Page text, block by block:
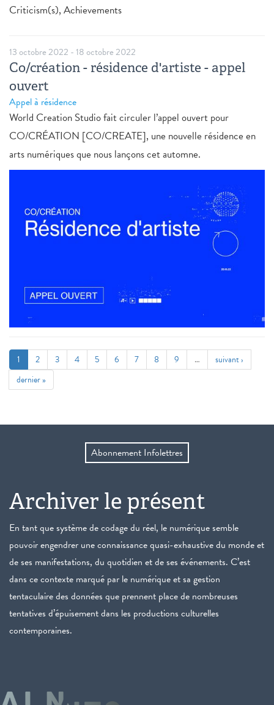
Criticism(s), Achievements
13 octobre 2022 -18 octobre 2022
Co/création - résidence d'artiste - appel
ouvert
Appel à résidence
World Creation Studio fait circuler l’appel ouvert pour
CO/CRÉATION [CO/CREATE], une nouvelle résidence en
arts numériques que nous lançons cet automne.
1 2 3 4 5 6 7 8 9 …
suivant ›
dernier »
Abonnement Infolettres
Archiver le présent
En tant que système de codage du réel, le numérique semble
pouvoir engendrer une connaissance quasi-exhaustive du monde et
de ses manifestations, du quotidien et de ses événements. C’est
dans ce contexte marqué par le numérique et sa gestion
tentaculaire des données que prennent place de nombreuses
tentatives d’épuisement dans les productions culturelles
contemporaines.